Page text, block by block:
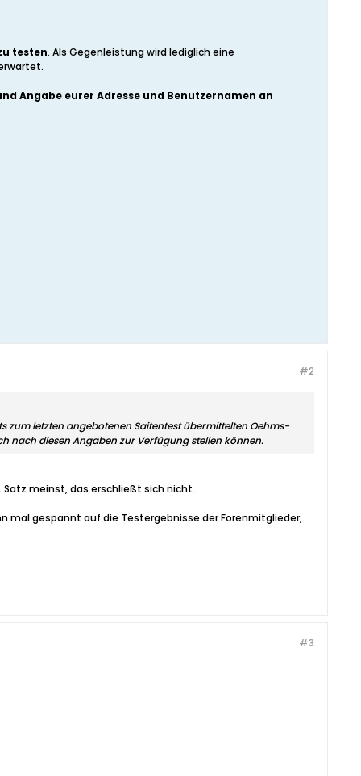
testen. Als Gegenleistung wird lediglich eine
Angabe eurer Adresse und Benutzernamen an
#2
zum letzten angebotenen Saitentest übermittelten Oehms-
nach diesen Angaben zur Verfügung stellen können.
Satz meinst, das erschließt sich nicht.
mal gespannt auf die Testergebnisse der Forenmitglieder,
#3